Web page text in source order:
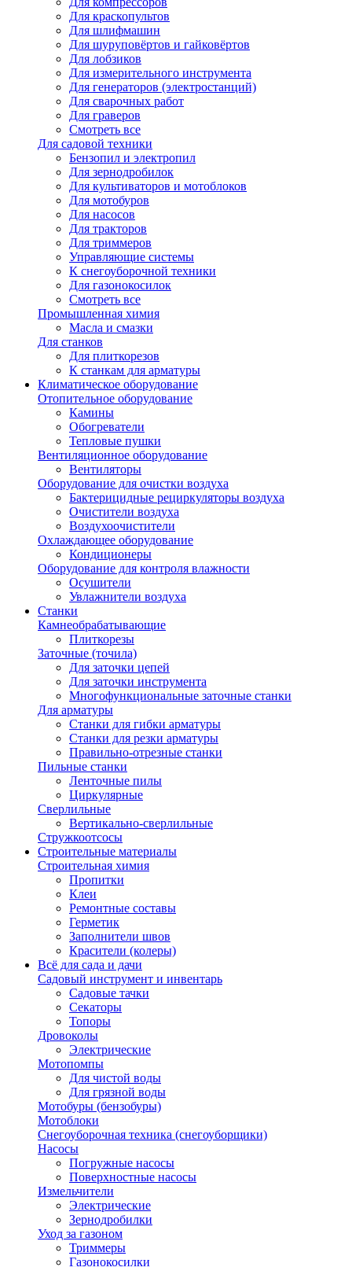
Для краскопультов
Для шлифмашин
Для шуруповёртов и гайковёртов
Для лобзиков
Для измерительного инструмента
Для генераторов (электростанций)
Для сварочных работ
Для граверов
Смотреть все
Для садовой техники
Бензопил и электропил
Для зернодробилок
Для культиваторов и мотоблоков
Для мотобуров
Для насосов
Для тракторов
Для триммеров
Управляющие системы
К снегоуборочной техники
Для газонокосилок
Смотреть все
Промышленная химия
Масла и смазки
Для станков
Для плиткорезов
К станкам для арматуры
Климатическое оборудование
Отопительное оборудование
Камины
Обогреватели
Тепловые пушки
Вентиляционное оборудование
Вентиляторы
Оборудование для очистки воздуха
Бактерицидные рециркуляторы воздуха
Очистители воздуха
Воздухоочистители
Охлаждающее оборудование
Кондиционеры
Оборудование для контроля влажности
Осушители
Увлажнители воздуха
Станки
Камнеобрабатывающие
Плиткорезы
Заточные (точила)
Для заточки цепей
Для заточки инструмента
Многофункциональные заточные станки
Для арматуры
Станки для гибки арматуры
Станки для резки арматуры
Правильно-отрезные станки
Пильные станки
Ленточные пилы
Циркулярные
Сверлильные
Вертикально-сверлильные
Стружкоотсосы
Строительные материалы
Строительная химия
Пропитки
Клеи
Ремонтные составы
Герметик
Заполнители швов
Красители (колеры)
Всё для сада и дачи
Садовый инструмент и инвентарь
Садовые тачки
Секаторы
Топоры
Дровоколы
Электрические
Мотопомпы
Для чистой воды
Для грязной воды
Мотобуры (бензобуры)
Мотоблоки
Снегоуборочная техника (снегоуборщики)
Насосы
Погружные насосы
Поверхностные насосы
Измельчители
Электрические
Зернодробилки
Уход за газоном
Триммеры
Газонокосилки